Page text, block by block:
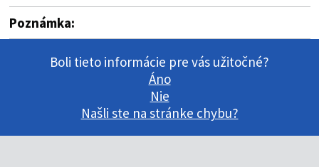
Poznámka:
Boli tieto informácie pre vás užitočné?
Áno
Nie
Našli ste na stránke chybu?